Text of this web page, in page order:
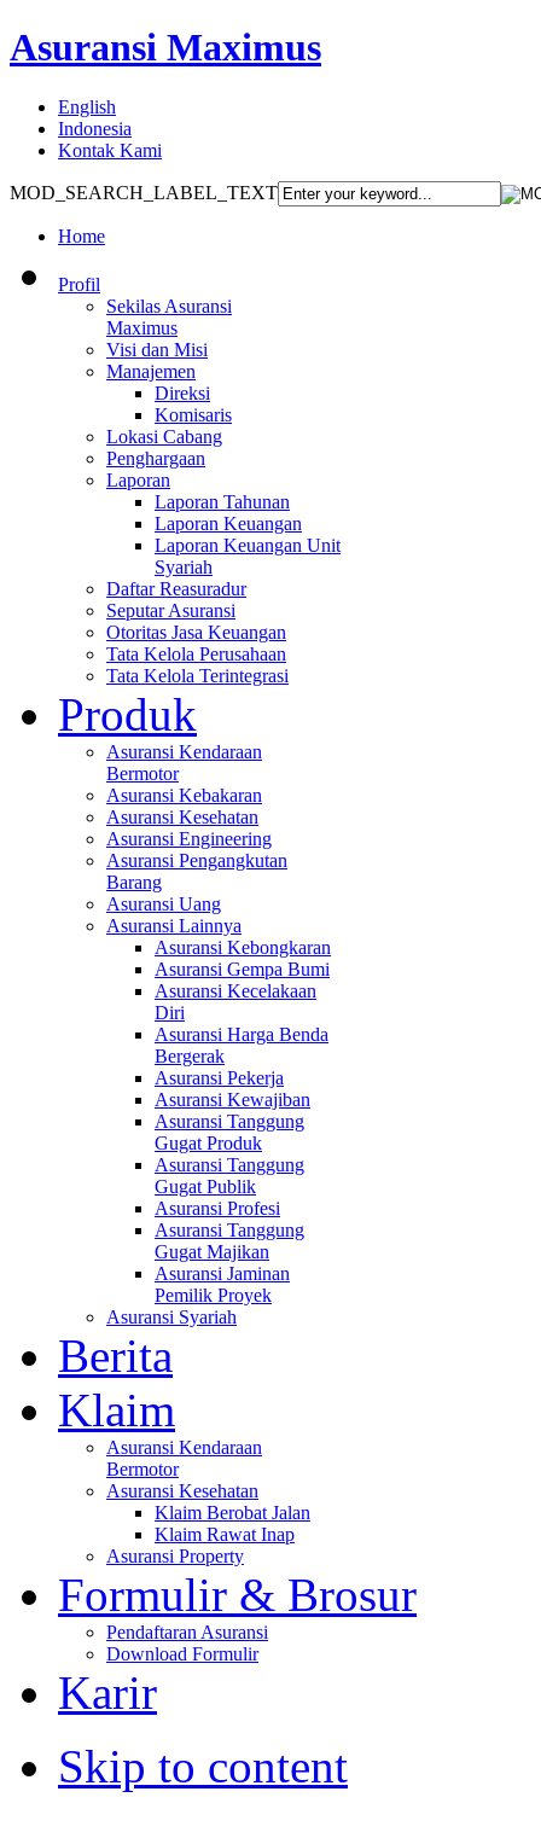
Asuransi Maximus
English
Indonesia
Kontak Kami
MOD_SEARCH_LABEL_TEXT
Home
Profil
Sekilas Asuransi
Maximus
Visi dan Misi
Manajemen
Direksi
Komisaris
Lokasi Cabang
Penghargaan
Laporan
Laporan Tahunan
Laporan Keuangan
Laporan Keuangan Unit
Syariah
Daftar Reasuradur
Seputar Asuransi
Otoritas Jasa Keuangan
Tata Kelola Perusahaan
Tata Kelola Terintegrasi
Produk
Asuransi Kendaraan
Bermotor
Asuransi Kebakaran
Asuransi Kesehatan
Asuransi Engineering
Asuransi Pengangkutan
Barang
Asuransi Uang
Asuransi Lainnya
Asuransi Kebongkaran
Asuransi Gempa Bumi
Asuransi Kecelakaan
Diri
Asuransi Harga Benda
Bergerak
Asuransi Pekerja
Asuransi Kewajiban
Asuransi Tanggung
Gugat Produk
Asuransi Tanggung
Gugat Publik
Asuransi Profesi
Asuransi Tanggung
Gugat Majikan
Asuransi Jaminan
Pemilik Proyek
Asuransi Syariah
Berita
Klaim
Asuransi Kendaraan
Bermotor
Asuransi Kesehatan
Klaim Berobat Jalan
Klaim Rawat Inap
Asuransi Property
Formulir & Brosur
Pendaftaran Asuransi
Download Formulir
Karir
Skip to content